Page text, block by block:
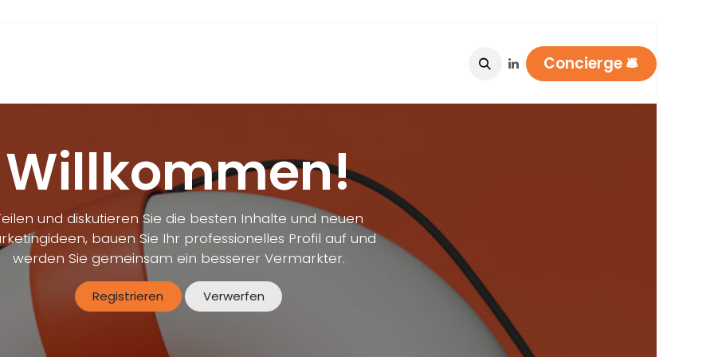
Concierge 🛎​​​​
Willkommen!
und diskutieren Sie die besten Inhalte und neuen
bauen Sie Ihr professionelles Profil auf und
werden Sie gemeinsam ein besserer Vermarkter.
Registrieren Verwerfen